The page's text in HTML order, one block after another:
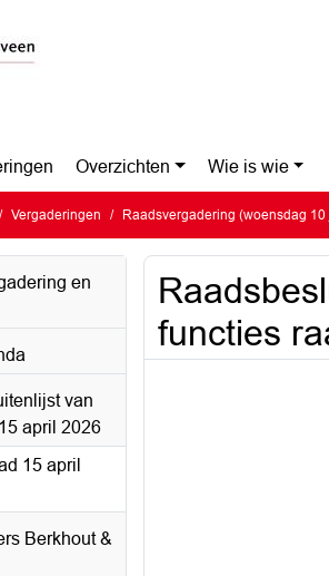
Overzichten Wie is wie
Vergaderingen Raadsvergadering (woensdag
en
van
april 2026
15 april
Berkhout &
functies